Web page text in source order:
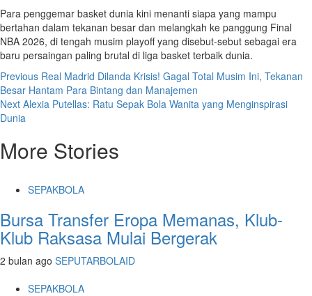
Para penggemar basket dunia kini menanti siapa yang mampu
bertahan dalam tekanan besar dan melangkah ke panggung Final
NBA 2026, di tengah musim playoff yang disebut-sebut sebagai era
baru persaingan paling brutal di liga basket terbaik dunia.
Post
navigation
Previous Real Madrid Dilanda Krisis! Gagal Total Musim Ini, Tekanan
Besar Hantam Para Bintang dan Manajemen
Next Alexia Putellas: Ratu Sepak Bola Wanita yang Menginspirasi
Dunia
More Stories
SEPAKBOLA
Bursa Transfer Eropa Memanas, Klub-
Klub Raksasa Mulai Bergerak
2 bulan ago SEPUTARBOLAID
SEPAKBOLA